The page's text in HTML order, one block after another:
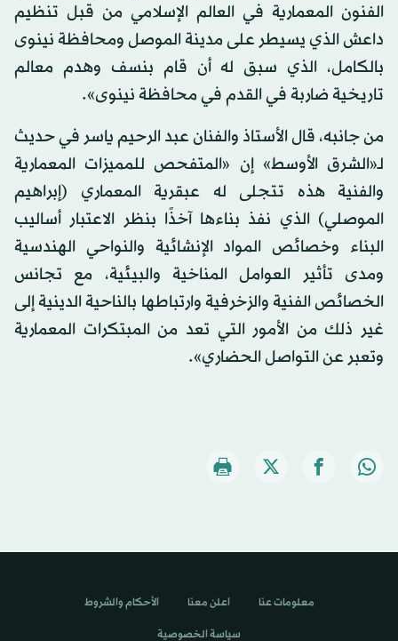
الفنون المعمارية في العالم الإسلامي من قبل تنظيم
داعش الذي يسيطر على مدينة الموصل ومحافظة نينوى
بالكامل، الذي سبق له أن قام بنسف وهدم معالم
تاريخية ضاربة في القدم في محافظة نينوى».
من جانبه، قال الأستاذ والفنان عبد الرحيم ياسر في حديث
لـ«الشرق الأوسط» إن «المتفحص للمميزات المعمارية
والفنية هذه تتجلى له عبقرية المعماري (إبراهيم
الموصلي) الذي نفذ بناءها آخذًا بنظر الاعتبار أساليب
البناء وخصائص المواد الإنشائية والنواحي الهندسية
ومدى تأثير العوامل المناخية والبيئية، مع تجانس
الخصائص الفنية والزخرفية وارتباطها بالناحية الدينية إلى
غير ذلك من الأمور التي تعد من المبتكرات المعمارية
وتعبر عن التواصل الحضاري».
معلومات عنا اعلن معنا الأحكام والشروط
سياسة الخصوصية